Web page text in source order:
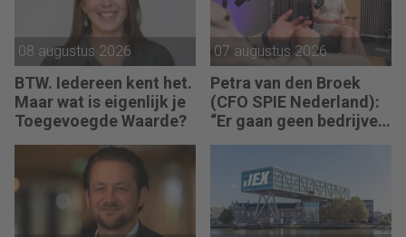
08 augustus 2026
BTW. Iedereen kent het.
Maar wat is eigenlijk je
Toegevoegde Waarde?
07 augustus 2026
Petra van den Broek
(CFO SPIE Nederland):
“Er gaan geen bedrijven
failliet omdat ze geen